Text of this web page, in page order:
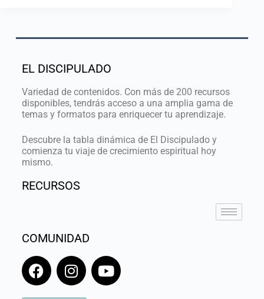
EL DISCIPULADO
Variedad de contenidos. Con más de 200 recursos
disponibles, tendrás acceso a una amplia gama de
temas y formatos para enriquecer tu aprendizaje.
Descubre la tabla dinámica de El Discipulado y
comienza tu viaje de crecimiento espiritual hoy
mismo.
RECURSOS
COMUNIDAD